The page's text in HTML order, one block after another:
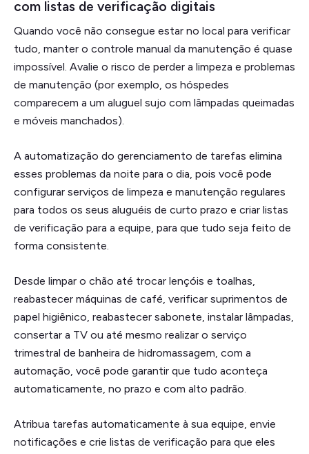
com listas de verificação digitais
Quando você não consegue estar no local para verificar
tudo, manter o controle manual da manutenção é quase
impossível. Avalie o risco de perder a limpeza e problemas
de manutenção (por exemplo, os hóspedes
comparecem a um aluguel sujo com lâmpadas queimadas
e móveis manchados).
A automatização do gerenciamento de tarefas elimina
esses problemas da noite para o dia, pois você pode
configurar serviços de limpeza e manutenção regulares
para todos os seus aluguéis de curto prazo e criar listas
de verificação para a equipe, para que tudo seja feito de
forma consistente.
Desde limpar o chão até trocar lençóis e toalhas,
reabastecer máquinas de café, verificar suprimentos de
papel higiênico, reabastecer sabonete, instalar lâmpadas,
consertar a TV ou até mesmo realizar o serviço
trimestral de banheira de hidromassagem, com a
automação, você pode garantir que tudo aconteça
automaticamente, no prazo e com alto padrão.
Atribua tarefas automaticamente à sua equipe, envie
notificações e crie listas de verificação para que eles